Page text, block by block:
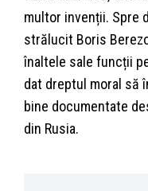
multor invenții. Spre
strălucit Boris
înaltele sale funcții
dat dreptul moral să
bine documentate
din Rusia.